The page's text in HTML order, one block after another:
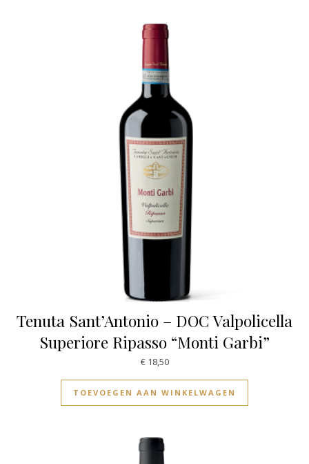
Tenuta Sant’Antonio – DOC Valpolicella
Superiore Ripasso “Monti Garbi”
€18,50
TOEVOEGEN AAN WINKELWAGEN